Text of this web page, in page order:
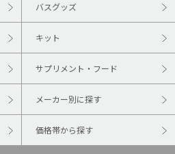
バスグッズ
キット
サプリメント・フード
メーカー別に探す
価格帯から探す